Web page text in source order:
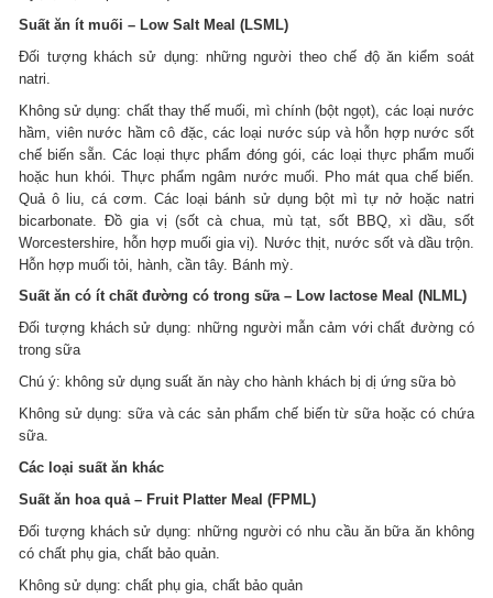
Suất ăn ít muối – Low Salt Meal (LSML)
Đối tượng khách sử dụng: những người theo chế độ ăn kiểm soát
natri.
Không sử dụng: chất thay thế muối, mì chính (bột ngọt), các loại nước
hầm, viên nước hầm cô đặc, các loại nước súp và hỗn hợp nước sốt
chế biến sẵn. Các loại thực phẩm đóng gói, các loại thực phẩm muối
hoặc hun khói. Thực phẩm ngâm nước muối. Pho mát qua chế biến.
Quả ô liu, cá cơm. Các loại bánh sử dụng bột mì tự nở hoặc natri
bicarbonate. Đồ gia vị (sốt cà chua, mù tạt, sốt BBQ, xì dầu, sốt
Worcestershire, hỗn hợp muối gia vị). Nước thịt, nước sốt và dầu trộn.
Hỗn hợp muối tỏi, hành, cần tây. Bánh mỳ.
Suất ăn có ít chất đường có trong sữa – Low lactose Meal (NLML)
Đối tượng khách sử dụng: những người mẫn cảm với chất đường có
trong sữa
Chú ý: không sử dụng suất ăn này cho hành khách bị dị ứng sữa bò
Không sử dụng: sữa và các sản phẩm chế biến từ sữa hoặc có chứa
sữa.
Các loại suất ăn khác
Suất ăn hoa quả – Fruit Platter Meal (FPML)
Đối tượng khách sử dụng: những người có nhu cầu ăn bữa ăn không
có chất phụ gia, chất bảo quản.
Không sử dụng: chất phụ gia, chất bảo quản